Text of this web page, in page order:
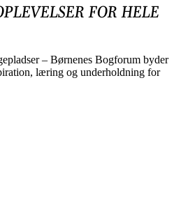
FOR HELE
– Børnenes Bogforum byder
læring og underholdning for